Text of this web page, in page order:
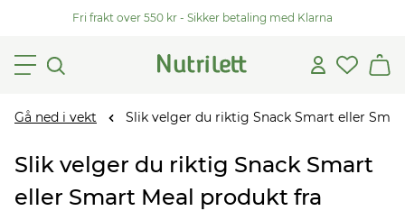
Fri frakt over 550 kr - Sikker betaling med Klarna
Gå ned i vekt Slik velger du riktig Snack Smart eller
Slik velger du riktig Snack Smart
eller Smart Meal produkt fra